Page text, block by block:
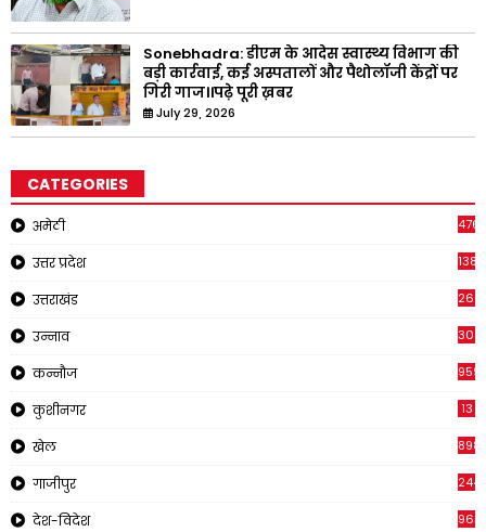
Sonebhadra: डीएम के आदेस स्वास्थ्य विभाग की
बड़ी कार्रवाई, कई अस्पतालों और पैथोलॉजी केंद्रों पर
गिरी गाज।।पढ़े पूरी ख़बर
July 29, 2026
CATEGORIES
अमेठी
उत्तर प्रदेश 1381
उत्तराखंड
उन्नाव 308
कन्नौज 959
कुशीनगर 13
खेल 898
गाजीपुर 244
देश-विदेश 963